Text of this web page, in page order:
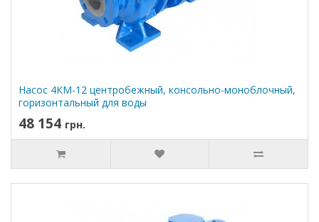
Насос 4КМ-12 центробежный, консольно-моноблочный,
горизонтальный для воды
48 154 грн.